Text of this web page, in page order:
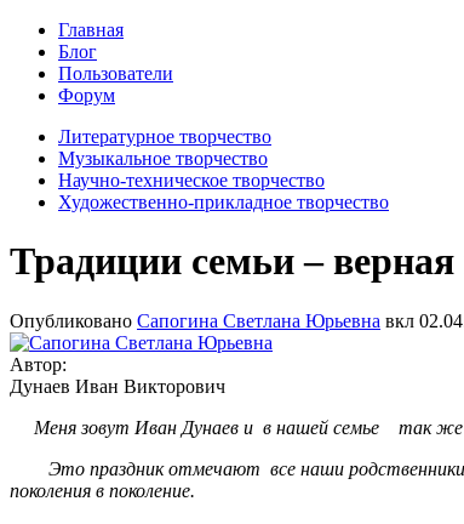
Главная
Блог
Пользователи
Форум
Литературное творчество
Музыкальное творчество
Научно-техническое творчество
Художественно-прикладное творчество
Традиции семьи –
Опубликовано Сапогина Светлана Юрьевна вкл
Автор:
Дунаев Иван Викторович
Меня зовут Иван Дунаев и в нашей семье так же
Это праздник отмечают все наши родственники,
поколения в поколение.